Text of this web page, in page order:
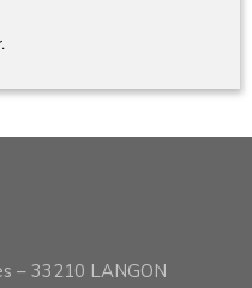
– 33210 LANGON